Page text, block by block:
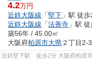
4.2万円
近鉄大阪線 「堅下 」駅 徒
近鉄大阪線 「法善寺 」駅
築56年 / 45.00㎡
大阪府柏原市大県２丁目2-
鉄堅下駅 徒歩2分 大阪府柏原